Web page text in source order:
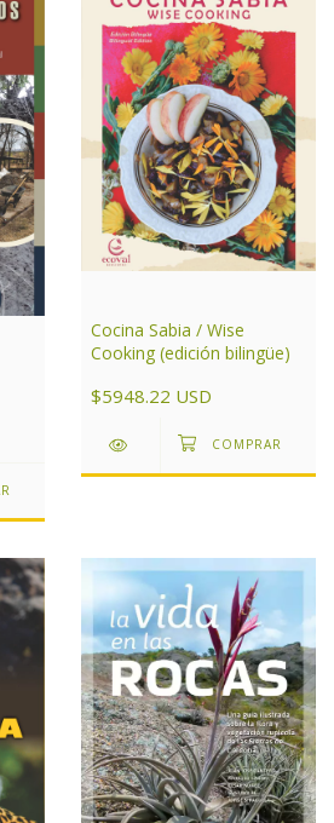
Cocina Sabia / Wise
Cooking (edición bilingüe)
$5948.22 USD